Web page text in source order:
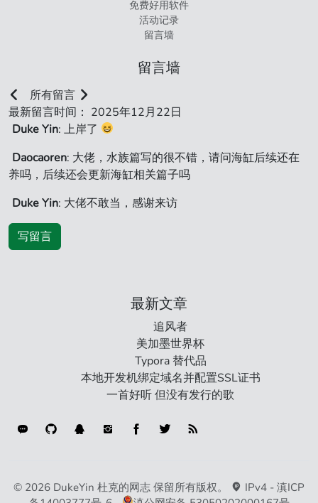
免费好用软件
活动记录
留言墙
留言墙
所有留言
最新留言时间： 2025年12月22日
Duke Yin: 上岸了
Daocaoren: 大佬，水族篇写的很不错，请问海缸后续还在
养吗，后续还会更新海缸相关篇子吗
Duke Yin: 大佬不敢当，感谢来访
写留言
最新文章
追风者
美加墨世界杯
Typora 替代品
本地开发机绑定域名并配置SSL证书
一首好听 但没有发行的歌
© 2026 DukeYin 杜克的网志 保留所有版权。 连接类型
IPv4 - 滇ICP